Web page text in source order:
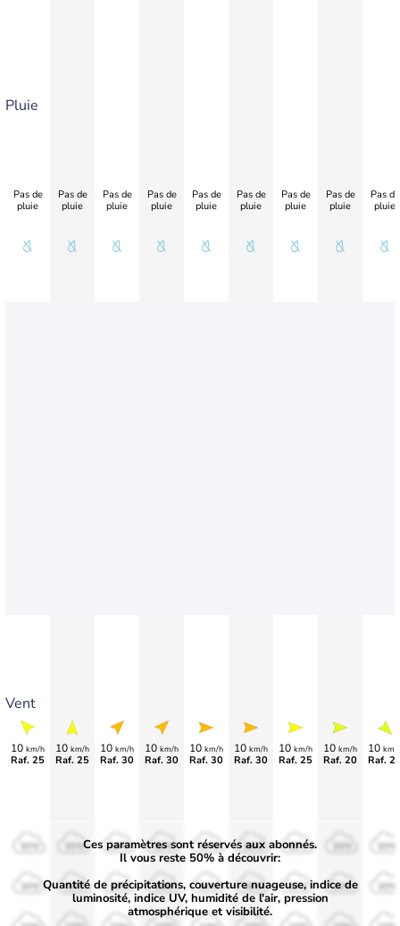
Pluie
Vent
Pas de
pluie
10 km/h
Raf. 25
Pas de
pluie
10 km/h
Raf. 25
Pas de
pluie
10 km/h
Raf. 30
Pas de
pluie
10 km/h
Raf. 30
Pas de
pluie
10 km/h
Raf. 30
Pas de
pluie
10 km/h
Raf. 30
Pas de
pluie
10 km/h
Raf. 25
Pas de
pluie
10 km/h
Raf. 20
Pas de
pluie
10 km/
Raf.
50%
30%
50%
30%
50%
30%
50%
30%
50%
30%
50%
30%
50%
30% 30% 30%
Ces paramètres sont réservés aux abonnés.
Il vous reste 50% à découvrir:
Quantité de précipitations, couverture nuageuse, indice de
luminosité, indice UV, humidité de l'air, pression
atmosphérique et visibilité.